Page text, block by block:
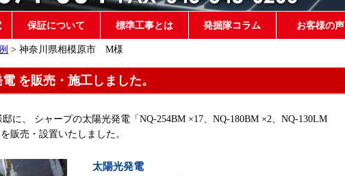
保証について 標準工事とは 発掘隊コラム お客様の声
> 神奈川県相模原市 M様
を販売・施工しました。
に、 シャープの太陽光発電「NQ-254BM ×17、NQ-180BM ×2、NQ-130LM
販売・設置いたしました。
太陽光発電